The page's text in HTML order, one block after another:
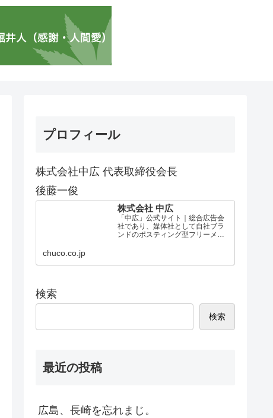
プロフィール
株式会社中広 代表取締役会長
後藤一俊
株式会社 中広
「中広」公式サイト｜総合広告会
社であり、媒体社として自社ブラ
ンドのポスティング型フリーメデ
chuco.co.jp
検索
検索
最近の投稿
広島、長崎を忘れまじ。